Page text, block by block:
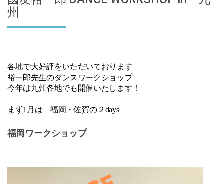
州
各地で大好評をいただいております
裕一郎先生のダンスワークショップ
今年は九州各地でも開催いたします！
まず1月は 福岡・佐賀の２days
福岡ワークショップ